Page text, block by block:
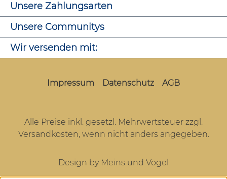
Unsere Zahlungsarten
Unsere Communitys
Wir versenden mit:
Impressum Datenschutz AGB
Alle Preise inkl. gesetzl. Mehrwertsteuer zzgl.
Versandkosten, wenn nicht anders angegeben.
Design by Meins und Vogel